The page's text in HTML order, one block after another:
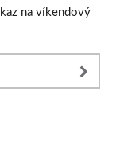
na víkendový